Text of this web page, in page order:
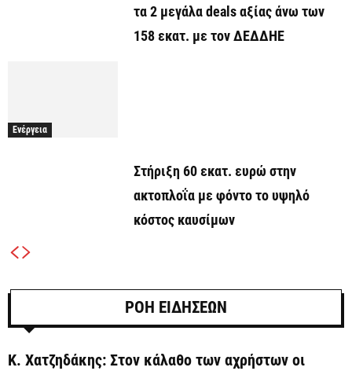
τα 2 μεγάλα deals αξίας άνω των
158 εκατ. με τον ΔΕΔΔΗΕ
Ενέργεια
Στήριξη 60 εκατ. ευρώ στην
ακτοπλοΐα με φόντο το υψηλό
κόστος καυσίμων
ΡΟΗ ΕΙΔΗΣΕΩΝ
Κ. Χατζηδάκης: Στον κάλαθο των αχρήστων οι